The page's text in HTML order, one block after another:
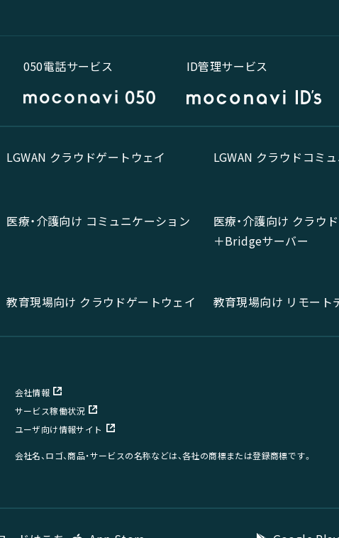
050電話サービス ID管理サービス
LGWAN クラウドゲートウェイ LGWAN クラウドコミ
医療・介護向け コミュニケーション
医療・介護向け クラウ
＋Bridgeサーバー
教育現場向け クラウドゲートウェイ 教育現場向け リモート
会社情報
サービス稼働状況
ユーザ向け情報サイト
会社名、ロゴ、商品・サービスの名称などは、各社の商標または登録商標です。